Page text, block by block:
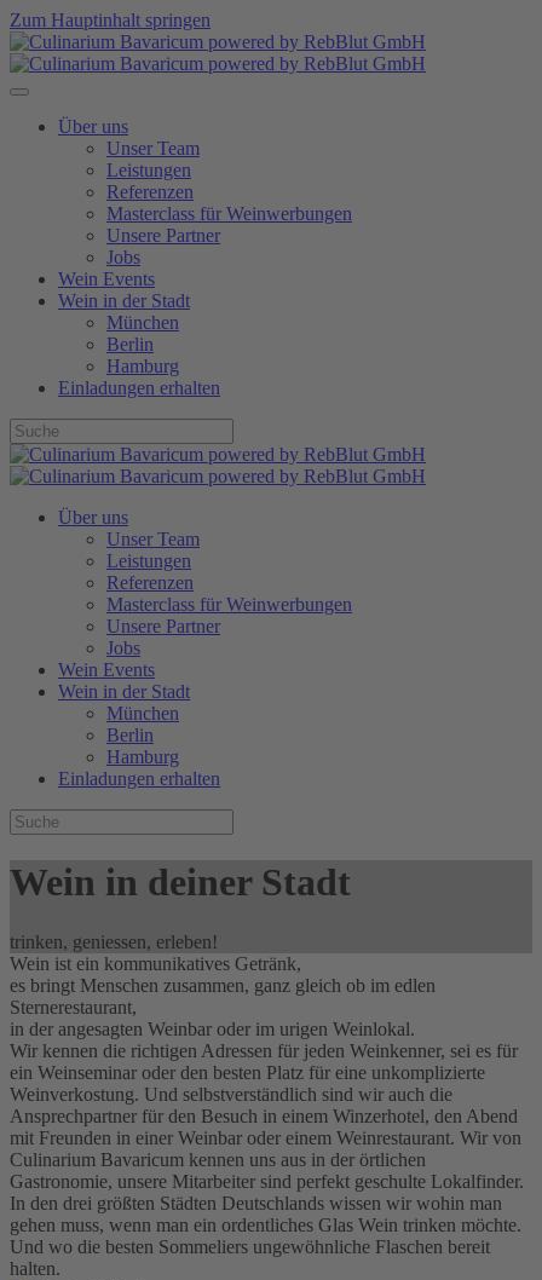
Zum Hauptinhalt springen
Über uns
Unser Team
Leistungen
Referenzen
Masterclass für Weinwerbungen
Unsere Partner
Jobs
Wein Events
Wein in der Stadt
München
Berlin
Hamburg
Einladungen erhalten
Über uns
Unser Team
Leistungen
Referenzen
Masterclass für Weinwerbungen
Unsere Partner
Jobs
Wein Events
Wein in der Stadt
München
Berlin
Hamburg
Einladungen erhalten
Wein in deiner Stadt
trinken, geniessen, erleben!
Wein ist ein kommunikatives Getränk,
es bringt Menschen zusammen, ganz gleich ob im edlen
Sternerestaurant,
in der angesagten Weinbar oder im urigen Weinlokal.
Wir kennen die richtigen Adressen für jeden Weinkenner, sei es für
ein Weinseminar oder den besten Platz für eine unkomplizierte
Weinverkostung. Und selbstverständlich sind wir auch die
Ansprechpartner für den Besuch in einem Winzerhotel, den Abend
mit Freunden in einer Weinbar oder einem Weinrestaurant. Wir von
Culinarium Bavaricum kennen uns aus in der örtlichen
Gastronomie, unsere Mitarbeiter sind perfekt geschulte Lokalfinder.
In den drei größten Städten Deutschlands wissen wir wohin man
gehen muss, wenn man ein ordentliches Glas Wein trinken möchte.
Und wo die besten Sommeliers ungewöhnliche Flaschen bereit
halten.